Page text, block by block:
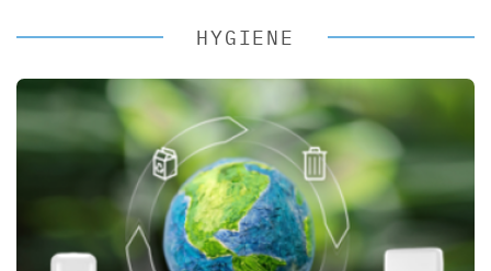
HYGIENE